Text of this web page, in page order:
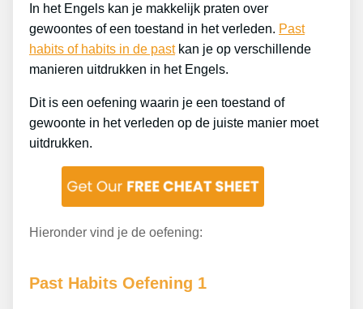
In het Engels kan je makkelijk praten over
gewoontes of een toestand in het verleden. Past
habits of habits in de pastkan je op verschillende
manieren uitdrukken in het Engels.
Dit is een oefening waarin je een toestand of
gewoonte in het verleden op de juiste manier moet
uitdrukken.
Hieronder vind je de oefening:
Past Habits Oefening 1